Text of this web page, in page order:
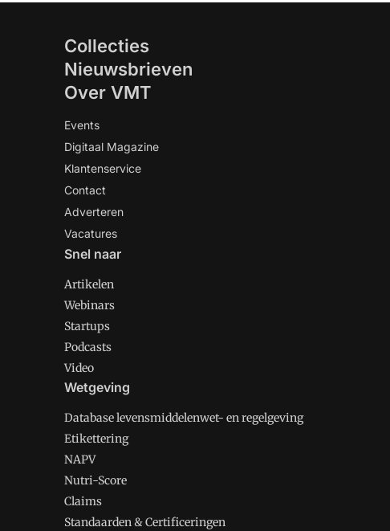
Collecties
Nieuwsbrieven
Over VMT
Events
Digitaal Magazine
Klantenservice
Contact
Adverteren
Vacatures
Snel naar
Artikelen
Webinars
Startups
Podcasts
Video
Wetgeving
Database levensmiddelenwet- en regelgeving
Etikettering
NAPV
Nutri-Score
Claims
Standaarden & Certificeringen